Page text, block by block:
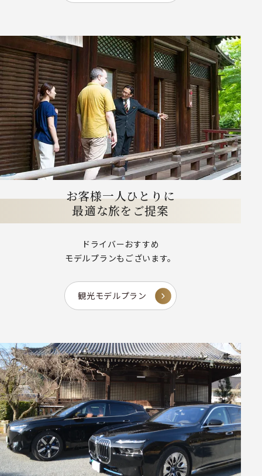
お客様一人ひとりに
最適な旅をご提案
ドライバーおすすめ
モデルプランもございます。
観光モデルプラン